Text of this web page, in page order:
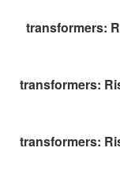
transformers:
transformers:
transformers: